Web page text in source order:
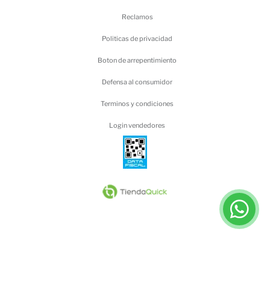
Reclamos
Politicas de privacidad
Boton de arrepentimiento
Defensa al consumidor
Terminos y condiciones
Login vendedores